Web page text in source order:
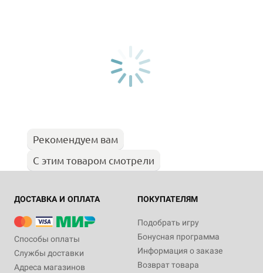
Рекомендуем вам
С этим товаром смотрели
ДОСТАВКА И ОПЛАТА
Способы оплаты
Службы доставки
Адреса магазинов
ПОКУПАТЕЛЯМ
Подобрать игру
Бонусная программа
Информация о заказе
Возврат товара